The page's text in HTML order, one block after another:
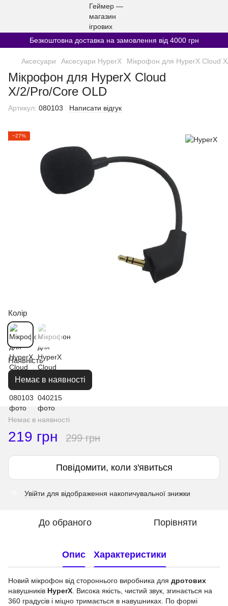
Безкоштовна доставка на замовлення від 4000 грн
Аксесуари Аксесуари HyperX Мікрофон для HyperX Cloud
Мікрофон для HyperX Cloud
X/2/Pro/Core OLD
Артикул: 080103 Написати відгук
−27%
Колір
Наявність
Немає в наявності
Немає в наявності
219 грн 299 грн
Повідомити, коли з'явиться
Увійти для відображення накопичувальної знижки
До обраного Порівняти
Опис Характеристики
Новий мікрофон від стороннього виробника для дротових
навушників HyperX . Висока якість, чистий звук, згинається на
360 градусів і міцно тримається в навушниках. По формі